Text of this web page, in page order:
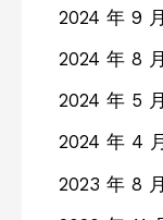
2024 年 9 月
2024 年 8 月
2024 年 5 月
2024 年 4 月
2023 年 8 月